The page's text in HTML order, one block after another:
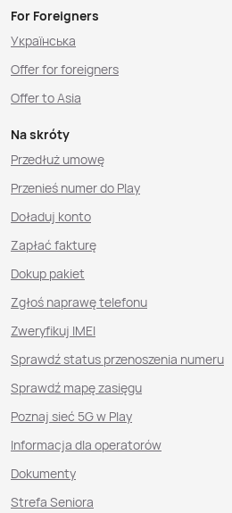
For Foreigners
Українська
Offer for foreigners
Offer to Asia
Na skróty
Przedłuż umowę
Przenieś numer do Play
Doładuj konto
Zapłać fakturę
Dokup pakiet
Zgłoś naprawę telefonu
Zweryfikuj IMEI
Sprawdź status przenoszenia numeru
Sprawdź mapę zasięgu
Poznaj sieć 5G w Play
Informacja dla operatorów
Dokumenty
Strefa Seniora